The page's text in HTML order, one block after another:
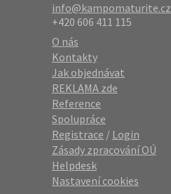
info@kampomaturite.cz
+420 606 411 115
O nás
Kontakty
Jak objednávat
REKLAMA zde
Reference
Spolupráce
Registrace / Login
Zásady zpracování OÚ
Helpdesk
Nastavení cookies